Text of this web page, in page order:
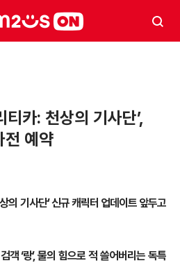
티카: 천상의 기사단’,
전 예약
의 기사단’ 신규 캐릭터 업데이트 앞두고
객 ‘랑’, 물의 힘으로 적 쓸어버리는 독특